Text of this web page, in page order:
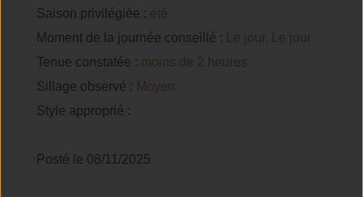
Saison privilégiée : été
Moment de la journée conseillé :
Le jour, Le jour
Tenue constatée :
moins de 2 heures
Sillage observé : Moyen
Style approprié :
Posté le 08/11/2025